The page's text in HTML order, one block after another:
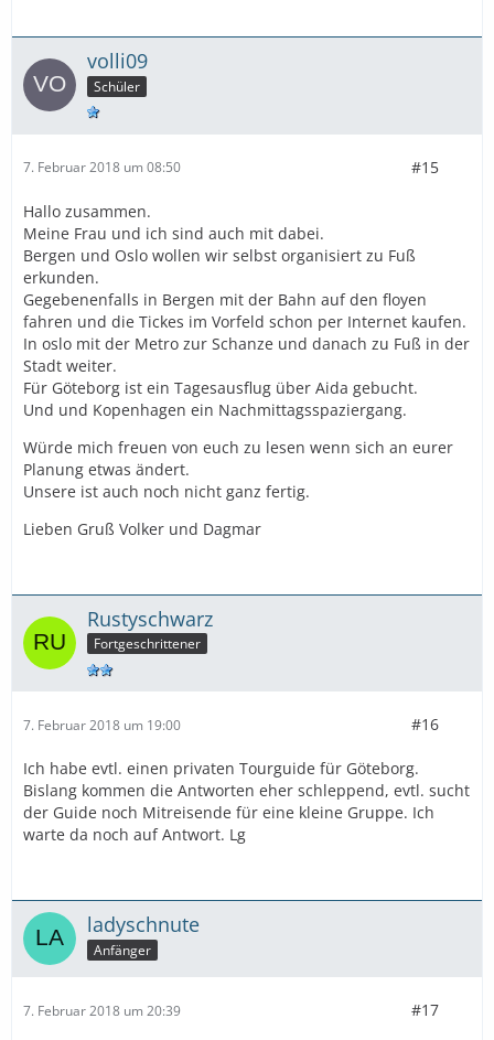
volli09
Schüler
7. Februar 2018 um 08:50 #15
Hallo zusammen.
Meine Frau und ich sind auch mit dabei.
Bergen und Oslo wollen wir selbst organisiert zu Fuß
erkunden.
Gegebenenfalls in Bergen mit der Bahn auf den floyen
fahren und die Tickes im Vorfeld schon per Internet kaufen.
In oslo mit der Metro zur Schanze und danach zu Fuß in der
Stadt weiter.
Für Göteborg ist ein Tagesausflug über Aida gebucht.
Und und Kopenhagen ein Nachmittagsspaziergang.
Würde mich freuen von euch zu lesen wenn sich an eurer
Planung etwas ändert.
Unsere ist auch noch nicht ganz fertig.
Lieben Gruß Volker und Dagmar
Rustyschwarz
Fortgeschrittener
7. Februar 2018 um 19:00 #16
Ich habe evtl. einen privaten Tourguide für Göteborg.
Bislang kommen die Antworten eher schleppend, evtl. sucht
der Guide noch Mitreisende für eine kleine Gruppe. Ich
warte da noch auf Antwort. Lg
ladyschnute
Anfänger
7. Februar 2018 um 20:39 #17